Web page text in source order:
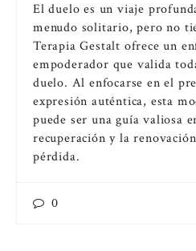
El duelo es un viaje
menudo solitario, pero no
Terapia Gestalt ofrece un
empoderador que valida
duelo. Al enfocarse en el
expresión auténtica, esta
puede ser una guía valiosa
recuperación y la
pérdida.
0